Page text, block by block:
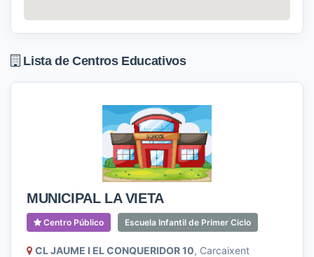
Lista de Centros Educativos
MUNICIPAL LA VIETA
Centro Público Escuela Infantil de Primer Ciclo
CL JAUME I EL CONQUERIDOR 10, Carcaixent